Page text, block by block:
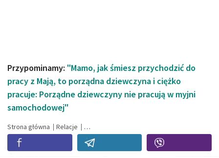
Przypominamy: "Mamo, jak śmiesz przychodzić do
pracy z Mają, to porządna dziewczyna i ciężko
pracuje: Porządne dziewczyny nie pracują w myjni
samochodowej"
Strona główna Relacje